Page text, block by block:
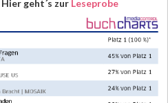
Hier geht´s zur Leseprobe